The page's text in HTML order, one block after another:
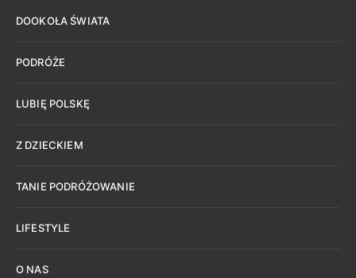
DOOKOŁA ŚWIATA
PODRÓŻE
LUBIĘ POLSKĘ
Z DZIECKIEM
TANIE PODRÓŻOWANIE
LIFESTYLE
O NAS